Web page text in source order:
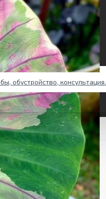
обустройство, консультация.